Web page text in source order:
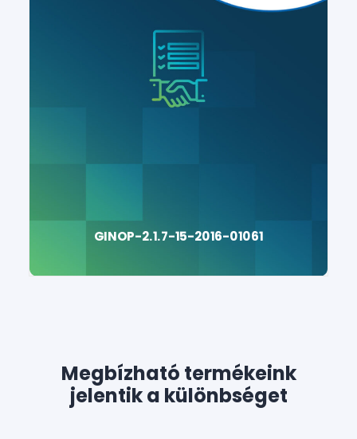
GINOP-2.1.7-15-2016-01061
Megbízható termékeink
jelentik a különbséget